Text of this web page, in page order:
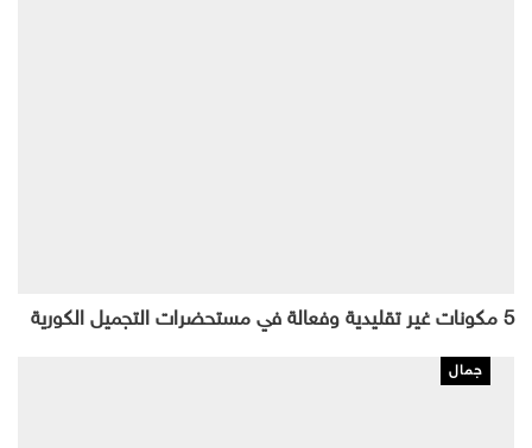
5 مكونات غير تقليدية وفعالة في مستحضرات التجميل الكورية
جمال